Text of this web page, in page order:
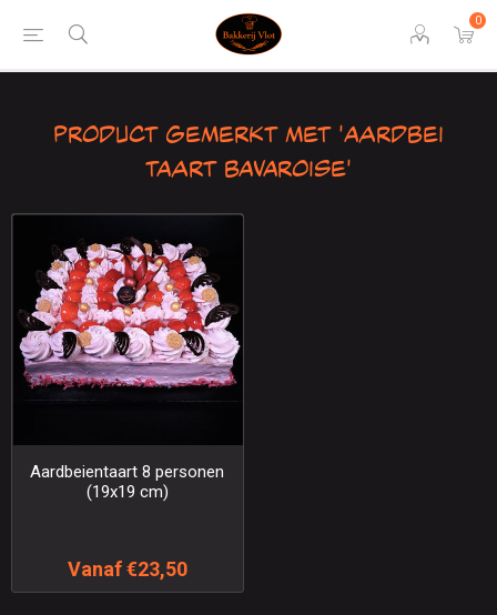
0
Product gemerkt met 'aardbei
taart bavaroise'
Aardbeientaart 8 personen
(19x19 cm)
Vanaf €23,50